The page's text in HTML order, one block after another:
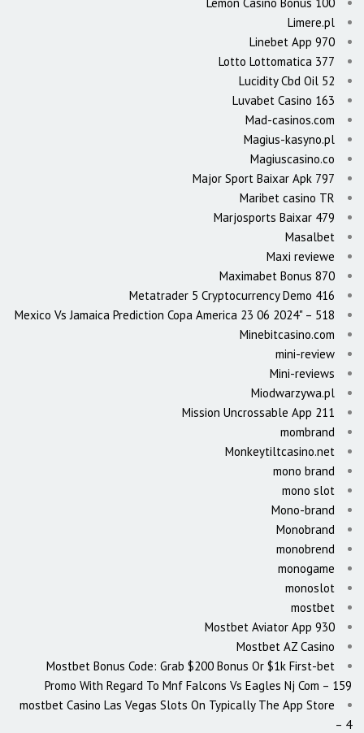
Limere.pl
Linebet App 970
Lotto Lottomatica 377
Lucidity Cbd Oil 52
Luvabet Casino 163
Mad-casinos.com
Magius-kasyno.pl
Magiuscasino.co
Major Sport Baixar Apk 797
Maribet casino TR
Marjosports Baixar 479
Masalbet
Maxi reviewe
Maximabet Bonus 870
Metatrader 5 Cryptocurrency Demo 416
Mexico Vs Jamaica Prediction Copa America 23 06 2024" – 518
Minebitcasino.com
mini-review
Mini-reviews
Miodwarzywa.pl
Mission Uncrossable App 211
mombrand
Monkeytiltcasino.net
mono brand
mono slot
Mono-brand
Monobrand
monobrend
monogame
monoslot
mostbet
Mostbet Aviator App 930
Mostbet AZ Casino
Mostbet Bonus Code: Grab $200 Bonus Or $1k First-bet
Promo With Regard To Mnf Falcons Vs Eagles Nj Com – 159
‎mostbet Casino Las Vegas Slots On Typically The App Store
– 4